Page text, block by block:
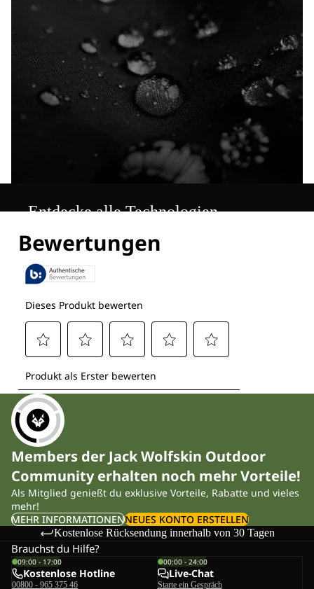
Entdecke alle Technologien
Members der Jack Wolfskin Outdoor
Community erhalten noch mehr Vorteile!
Als Mitglied genießt du exklusive Vorteile, Rabatte und vieles
mehr!
MEHR INFORMATIONENNEUES KONTO ERSTELLEN
Kostenlose Rücksendung innerhalb von 30 Tagen
Brauchst du Hilfe?
09:00 - 17:00
Kostenlose Hotline
00800 - 965 375 46
00:00 - 24:00
Live-Chat
Starte ein Gespräch